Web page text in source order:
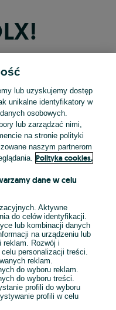
konto Apple
Google
lub uzyskujemy dostęp
unikalne identyfikatory w
osobowych.
lub zarządzać nimi,
na stronie polityki
naszym partnerom
Polityka cookies,
dane w celu
Aktywne
do celów identyfikacji.
lub kombinacji danych
na urządzeniu lub
reklam. Rozwój i
personalizacji treści.
reklam.
do wyboru reklam.
do wyboru treści.
profili do wyboru
profili w celu